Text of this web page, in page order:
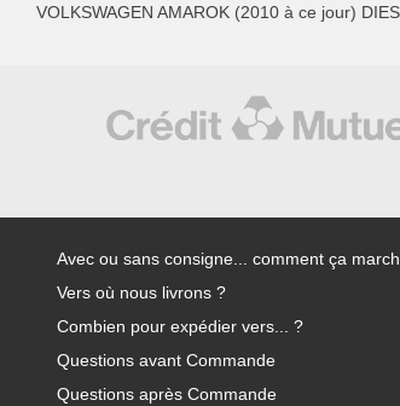
VOLKSWAGEN AMAROK (2010 à ce jour)
Avec ou sans consigne... comment ça
Vers où nous livrons ?
Combien pour expédier vers... ?
Questions avant Commande
Questions après Commande